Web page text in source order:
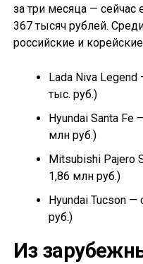
за три месяца — сейчас
367 тысяч рублей.
российские и
Lada Niva
тыс. руб.)
Hyundai Santa Fe
млн руб.)
Mitsubishi Pajero
1,86 млн руб.)
Hyundai Tucson
руб.)
Из